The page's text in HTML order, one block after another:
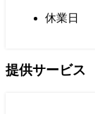
休業日
提供サービス